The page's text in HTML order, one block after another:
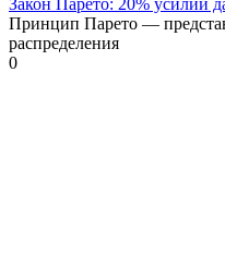
Принцип Парето —
распределения
0